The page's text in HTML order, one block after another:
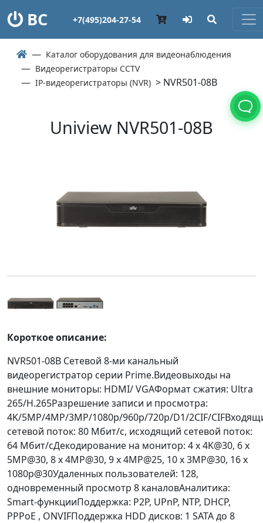
ВС +7(495)204-27-54
Каталог оборудования для видеонаблюдения
Видеорегистраторы CCTV
IP-видеорегистраторы (NVR) > NVR501-08B
Uniview NVR501-08B
Короткое описание:
NVR501-08B Сетевой 8-ми канальный
видеорегистратор серии Prime.Видеовыходы на
внешние мониторы: HDMI/ VGAФормат сжатия: Ultra
265/H.265Разрешение записи и просмотра:
4K/5MP/4MP/3MP/1080p/960p/720p/D1/2CIF/
сетевой поток: 80 Мбит/с, исходящий сетевой поток:
64 Мбит/сДекодирование на монитор: 4 x 4K@30, 6 x
5MP@30, 8 x 4MP@30, 9 x 4MP@25, 10 x 3MP@30, 16 x
1080p@30Удаленных пользователей: 128,
одновременный просмотр 8 каналовАналитика:
Smart-функцииПоддержка: P2P, UPnP, NTP, DHCP,
PPPoE , ONVIFПоддержка HDD дисков: 1 SATA до 8